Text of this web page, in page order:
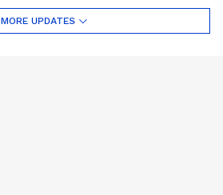
MORE UPDATES